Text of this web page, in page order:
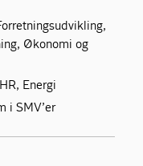
Økonomi og
Energi
i SMV’er